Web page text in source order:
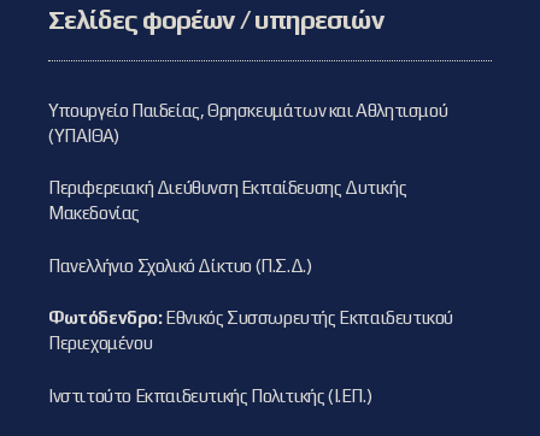
Σελίδες φορέων / υπηρεσιών
Υπουργείο Παιδείας, Θρησκευμάτων και Αθλητισμού
(ΥΠΑΙΘΑ)
Περιφερειακή Διεύθυνση Εκπαίδευσης Δυτικής
Μακεδονίας
Πανελλήνιο Σχολικό Δίκτυο (Π.Σ.Δ.)
Φωτόδενδρο:Εθνικός Συσσωρευτής Εκπαιδευτικού
Περιεχομένου
Ινστιτούτο Εκπαιδευτικής Πολιτικής (Ι.ΕΠ.)